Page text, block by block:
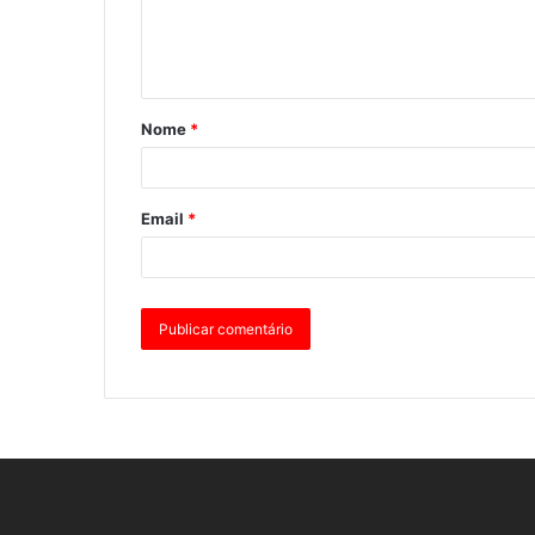
Nome *
Email *